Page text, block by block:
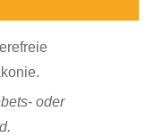
oder